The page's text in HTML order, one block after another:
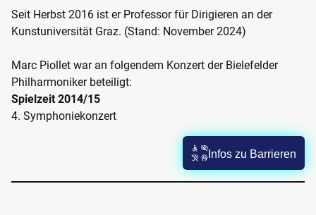
Seit Herbst 2016 ist er Professor für Dirigieren an der
Kunstuniversität Graz. (Stand: November 2024)
Marc Piollet war an folgendem Konzert der Bielefelder
Philharmoniker beteiligt:
Spielzeit 2014/15
4. Symphoniekonzert
Infos zu Barrieren